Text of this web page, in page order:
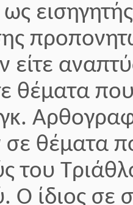
ως
είτε
θέματα
σε θέματα
του
Ο ίδιος σε